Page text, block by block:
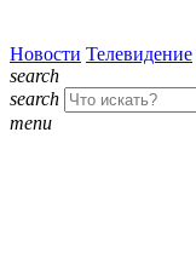
Новости Телевидение
search
search
menu